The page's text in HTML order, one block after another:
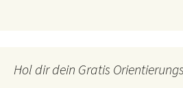
Hol dir dein Gratis